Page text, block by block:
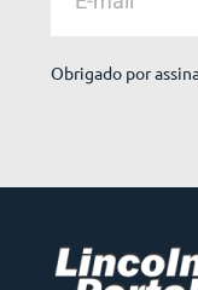
Obrigado por